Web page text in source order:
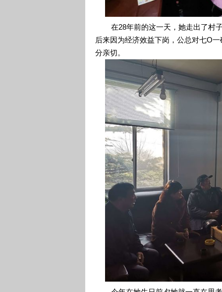
在28年前的这一天，她走出了村子
后来因为经济效益下岗，公总对七O
分亲切。